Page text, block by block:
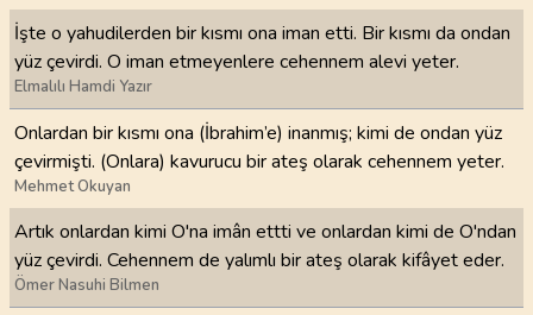
İşte o yahudilerden bir kısmı ona iman etti. Bir kısmı da ondan
yüz çevirdi. O iman etmeyenlere cehennem alevi yeter.
Elmalılı Hamdi Yazır
Onlardan bir kısmı ona (İbrahim’e) inanmış; kimi de ondan yüz
çevirmişti. (Onlara) kavurucu bir ateş olarak cehennem yeter.
Mehmet Okuyan
Artık onlardan kimi O'na imân ettti ve onlardan kimi de O'ndan
yüz çevirdi. Cehennem de yalımlı bir ateş olarak kifâyet eder.
Ömer Nasuhi Bilmen